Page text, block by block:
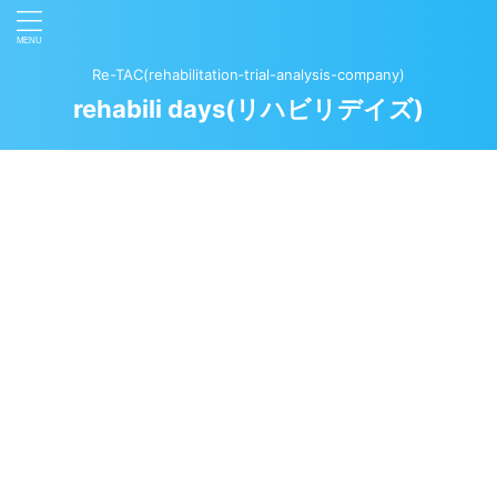
Re-TAC(rehabilitation‐trial-analysis-company)
rehabili days(リハビリデイズ)